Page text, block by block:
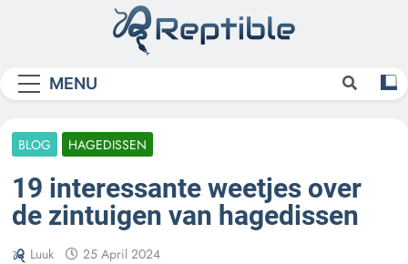
MENU
BLOG HAGEDISSEN
19 interessante weetjes over
de zintuigen van hagedissen
Luuk 25 April 2024